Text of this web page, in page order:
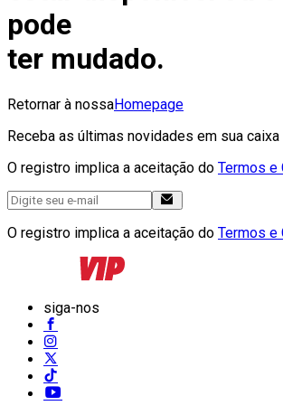
pode
ter mudado.
Retornar à nossaHomepage
Receba as últimas novidades em sua
O registro implica a aceitação do Termos e
O registro implica a aceitação do Termos e
siga-nos